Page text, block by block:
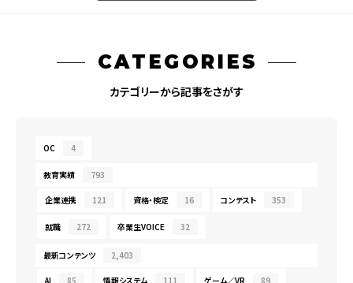
CATEGORIES
カテゴリーから記事をさがす
OC 4
教育実績 793
企業連携 121 資格・検定 16 コンテスト 353
就職 272 卒業生VOICE 32
最新コンテンツ 2,403
AI 85 情報システム 111 ゲーム／VR 89